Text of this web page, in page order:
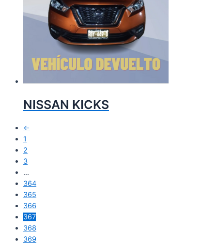
NISSAN KICKS
←
1
2
3
…
364
365
366
367
368
369